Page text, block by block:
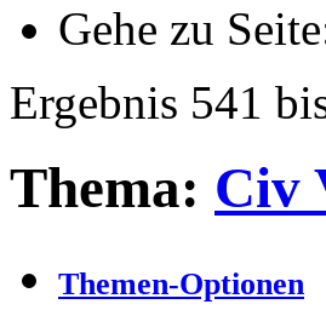
Gehe zu
Ergebnis 541
Thema: Civ
Themen-Optionen